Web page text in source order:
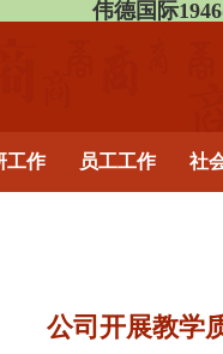
伟德国际
工作 员工工作 社
公司开展教学